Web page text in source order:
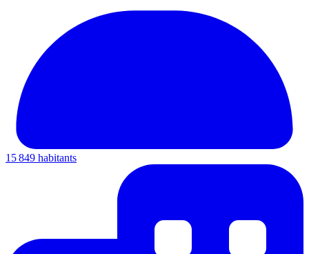
15 849 habitants